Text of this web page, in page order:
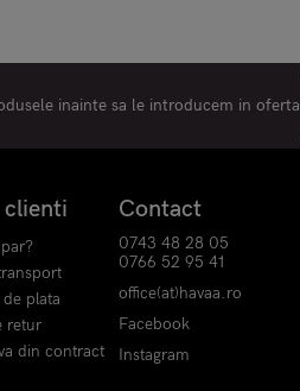
inainte sa le introducem in oferta
plata
retur
din contract
Contact
0743 48 28 05
0766 52 95 41
office(at)havaa.ro
Facebook
Instagram